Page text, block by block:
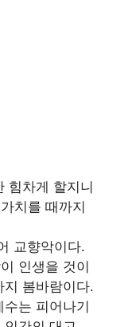
힘차게 할지니
치를 때까지
교향악이다.
인생을 것이
봄바람이다.
는 피어나기